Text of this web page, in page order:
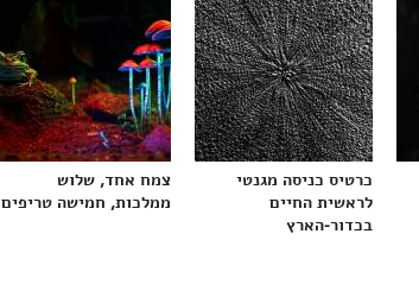
כרטיס כניסה מגנטי
לראשית החיים
בכדור-הארץ
צמח אחד, שלוש
ממלכות, חמישה טריפים